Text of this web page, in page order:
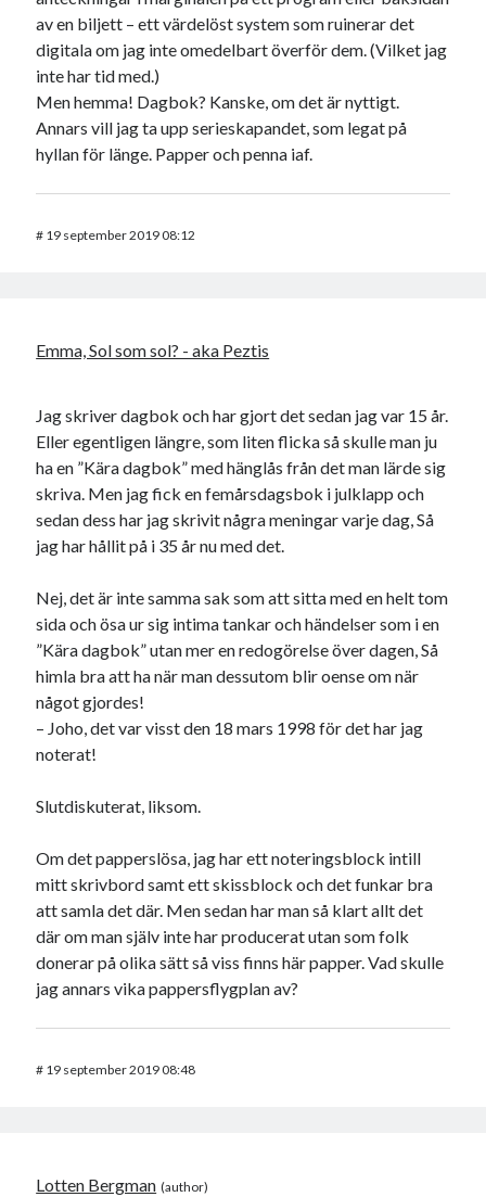
av en biljett – ett värdelöst system som ruinerar det
digitala om jag inte omedelbart överför dem. (Vilket jag
inte har tid med.)
Men hemma! Dagbok? Kanske, om det är nyttigt.
Annars vill jag ta upp serieskapandet, som legat på
hyllan för länge. Papper och penna iaf.
# 19 september 2019 08:12
Emma, Sol som sol? - aka Peztis
Jag skriver dagbok och har gjort det sedan jag var 15 år.
Eller egentligen längre, som liten flicka så skulle man ju
ha en ”Kära dagbok” med hänglås från det man lärde sig
skriva. Men jag fick en femårsdagsbok i julklapp och
sedan dess har jag skrivit några meningar varje dag, Så
jag har hållit på i 35 år nu med det.
Nej, det är inte samma sak som att sitta med en helt tom
sida och ösa ur sig intima tankar och händelser som i en
”Kära dagbok” utan mer en redogörelse över dagen, Så
himla bra att ha när man dessutom blir oense om när
något gjordes!
– Joho, det var visst den 18 mars 1998 för det har jag
noterat!
Slutdiskuterat, liksom.
Om det papperslösa, jag har ett noteringsblock intill
mitt skrivbord samt ett skissblock och det funkar bra
att samla det där. Men sedan har man så klart allt det
där om man själv inte har producerat utan som folk
donerar på olika sätt så viss finns här papper. Vad skulle
jag annars vika pappersflygplan av?
# 19 september 2019 08:48
Lotten Bergman